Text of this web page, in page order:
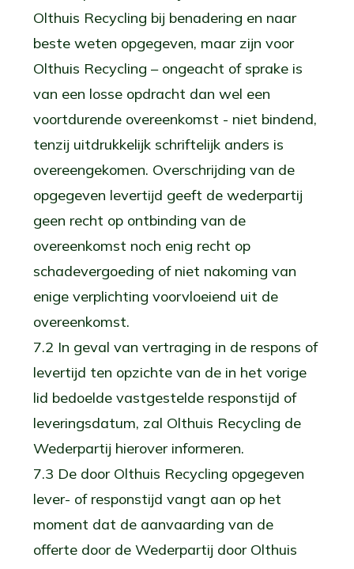
Olthuis Recycling bij benadering en naar
beste weten opgegeven, maar zijn voor
Olthuis Recycling – ongeacht of sprake is
van een losse opdracht dan wel een
voortdurende overeenkomst - niet bindend,
tenzij uitdrukkelijk schriftelijk anders is
overeengekomen. Overschrijding van de
opgegeven levertijd geeft de wederpartij
geen recht op ontbinding van de
overeenkomst noch enig recht op
schadevergoeding of niet nakoming van
enige verplichting voorvloeiend uit de
overeenkomst.
7.2 In geval van vertraging in de respons of
levertijd ten opzichte van de in het vorige
lid bedoelde vastgestelde responstijd of
leveringsdatum, zal Olthuis Recycling de
Wederpartij hierover informeren.
7.3 De door Olthuis Recycling opgegeven
lever- of responstijd vangt aan op het
moment dat de aanvaarding van de
offerte door de Wederpartij door Olthuis